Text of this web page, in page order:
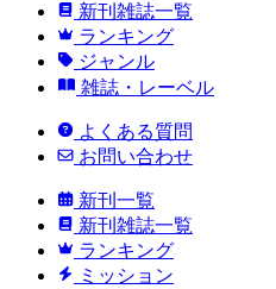
新刊雑誌一覧
ランキング
ジャンル
雑誌・レーベル
よくある質問
お問い合わせ
新刊一覧
新刊雑誌一覧
ランキング
ミッション